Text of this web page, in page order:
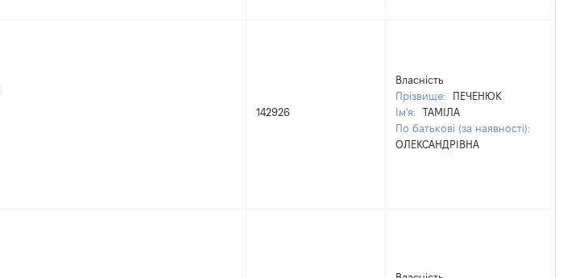
142926
Власність
Прізвище:
ПЕЧЕНЮК
Ім'я:
ТАМІЛА
По батькові (за наявності):
ОЛЕКСАНДРІВНА